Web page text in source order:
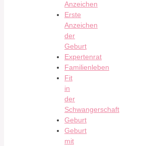
Anzeichen
Erste
Anzeichen
der
Geburt
Expertenrat
Familienleben
Fit
in
der
Schwangerschaft
Geburt
Geburt
mit